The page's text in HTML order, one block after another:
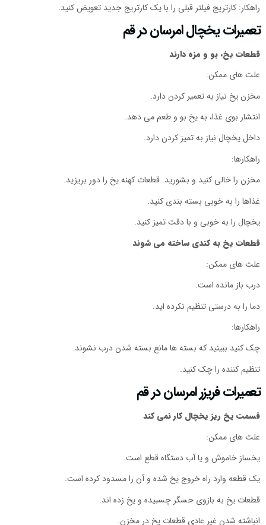
راهکار: کارتریج فیلتر قبلی را با یک کارتریج جدید تعویض کنید.
تعمیرات یخچال امرسان در قم
قطعات یخ، بو و مزه دارند
علت های ممکن:
مخزن یخ نیاز به تعمیر کردن دارد.
انتشار بوی غذا، به یخ بو و طعم می دهد.
داخل یخچال نیاز به تمیز کردن دارد.
راهکارها:
مخزن را خالی کنید و بشورید. قطعات کهنه یخ را دور بریزید.
غذاها را به‌ خوبی بسته بندی کنید.
یخچال را به‌ خوبی و با دقت تمیز کنید.
قطعات یخ به‌ کندی ساخته می شوند
علت های ممکن:
درب باز مانده است.
دما را به درستی تنظیم نکرده اید.
راهکارها:
چک کنید ببینید که بسته ها مانع بسته شدن درب نشوند.
تنظیم کننده را چک کنید.
تعمیرات فریزر امرسان در قم
قسمت یخ ریز یخچال کار نمی کند
علت های ممکن:
یخساز خاموش و یا آب دستگاه قطع است.
یک قطعه وارد راه خروج یخ شده و آن را مسدود کرده است.
قطعات یخ به بازوی حسگر چسبیده و یخ‌ زده اند.
انباشته شدن غیر عادی قطعات یخ در مخزن.